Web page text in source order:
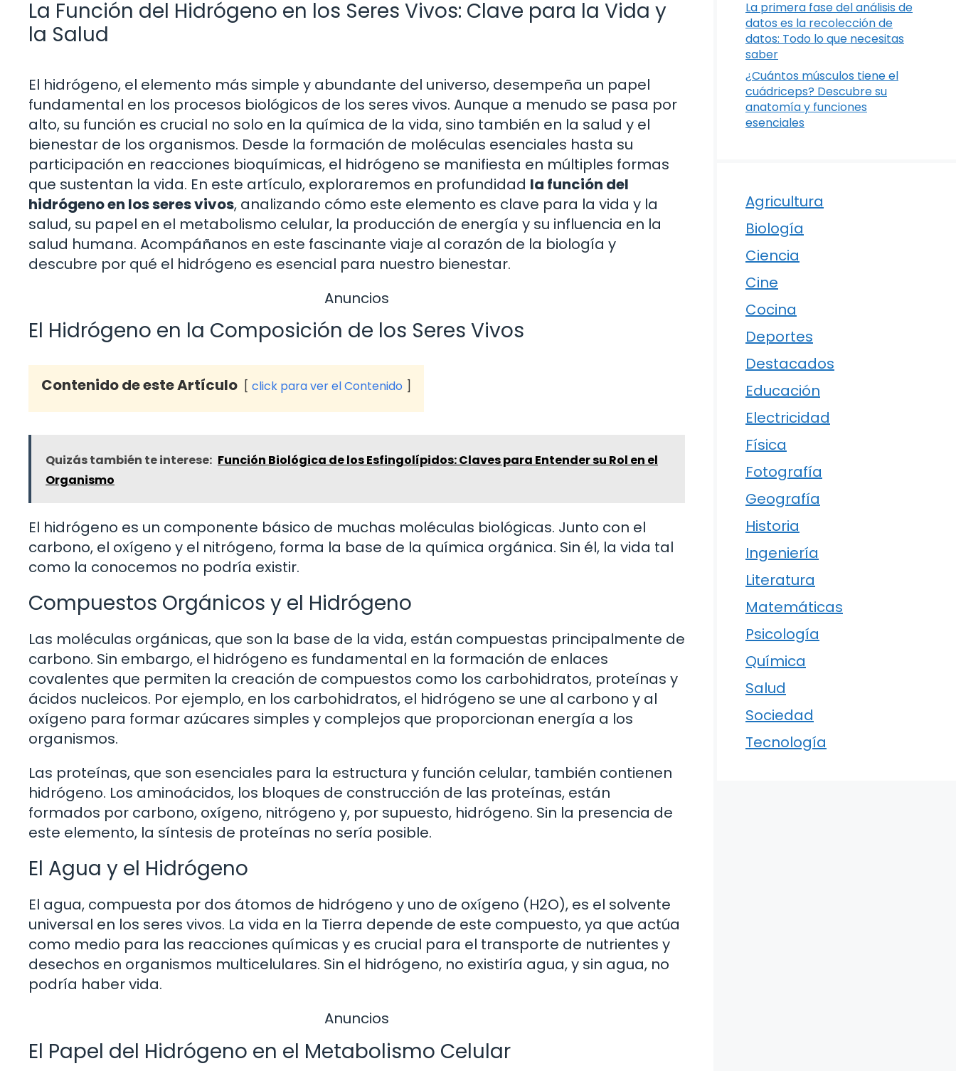
La Función del Hidrógeno en los Seres Vivos: Clave para la Vida y
la Salud
El hidrógeno, el elemento más simple y abundante del universo, desempeña un papel
fundamental en los procesos biológicos de los seres vivos. Aunque a menudo se pasa por
alto, su función es crucial no solo en la química de la vida, sino también en la salud y el
bienestar de los organismos. Desde la formación de moléculas esenciales hasta su
participación en reacciones bioquímicas, el hidrógeno se manifiesta en múltiples formas
que sustentan la vida. En este artículo, exploraremos en profundidad la función del
hidrógeno en los seres vivos, analizando cómo este elemento es clave para la vida y la
salud, su papel en el metabolismo celular, la producción de energía y su influencia en la
salud humana. Acompáñanos en este fascinante viaje al corazón de la biología y
descubre por qué el hidrógeno es esencial para nuestro bienestar.
Anuncios
El Hidrógeno en la Composición de los Seres Vivos
Contenido de este Artículo click para ver el Contenido
Quizás también te interese: Función Biológica de los Esfingolípidos: Claves para Entender su Rol en el
Organismo
El hidrógeno es un componente básico de muchas moléculas biológicas. Junto con el
carbono, el oxígeno y el nitrógeno, forma la base de la química orgánica. Sin él, la vida tal
como la conocemos no podría existir.
Compuestos Orgánicos y el Hidrógeno
Las moléculas orgánicas, que son la base de la vida, están compuestas principalmente de
carbono. Sin embargo, el hidrógeno es fundamental en la formación de enlaces
covalentes que permiten la creación de compuestos como los carbohidratos, proteínas y
ácidos nucleicos. Por ejemplo, en los carbohidratos, el hidrógeno se une al carbono y al
oxígeno para formar azúcares simples y complejos que proporcionan energía a los
organismos.
Las proteínas, que son esenciales para la estructura y función celular, también contienen
hidrógeno. Los aminoácidos, los bloques de construcción de las proteínas, están
formados por carbono, oxígeno, nitrógeno y, por supuesto, hidrógeno. Sin la presencia de
este elemento, la síntesis de proteínas no sería posible.
El Agua y el Hidrógeno
El agua, compuesta por dos átomos de hidrógeno y uno de oxígeno (H2O), es el solvente
universal en los seres vivos. La vida en la Tierra depende de este compuesto, ya que actúa
como medio para las reacciones químicas y es crucial para el transporte de nutrientes y
desechos en organismos multicelulares. Sin el hidrógeno, no existiría agua, y sin agua, no
podría haber vida.
Anuncios
El Papel del Hidrógeno en el Metabolismo Celular
La primera fase del análisis de
datos es la recolección de
datos: Todo lo que necesitas
saber
¿Cuántos músculos tiene el
cuádriceps? Descubre su
anatomía y funciones
esenciales
Agricultura
Biología
Ciencia
Cine
Cocina
Deportes
Destacados
Educación
Electricidad
Física
Fotografía
Geografía
Historia
Ingeniería
Literatura
Matemáticas
Psicología
Química
Salud
Sociedad
Tecnología